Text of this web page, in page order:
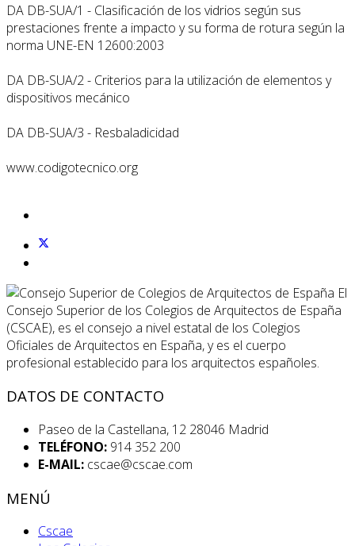
DA DB-SUA/1 - Clasificación de los vidrios según sus
prestaciones frente a impacto y su forma de rotura según la
norma UNE-EN 12600:2003
DA DB-SUA/2 - Criterios para la utilización de elementos y
dispositivos mecánico
DA DB-SUA/3 - Resbaladicidad
www.codigotecnico.org
El
Consejo Superior de los Colegios de Arquitectos de España
(CSCAE), es el consejo a nivel estatal de los Colegios
Oficiales de Arquitectos en España, y es el cuerpo
profesional establecido para los arquitectos españoles.
DATOS DE CONTACTO
Paseo de la Castellana, 12 28046 Madrid
TELÉFONO: 914 352 200
E-MAIL: cscae@cscae.com
MENÚ
Cscae